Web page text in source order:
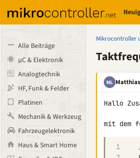
Alle Beiträge
µC & Elektronik
Analogtechnik
HF, Funk & Felder
Platinen
Mechanik & Werkzeug
Fahrzeugelektronik
Haus & Smart Home
Mikrocontroller
ML
Hallo
1